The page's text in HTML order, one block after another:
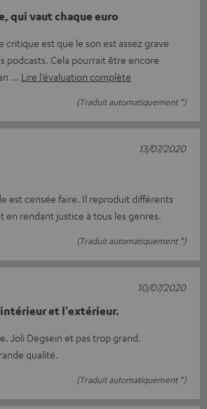
qui vaut chaque euro
critique est que le son est assez grave
podcasts. Cela pourrait être encore
Lire l’évaluation complète
(Traduit automatiquement *)
est censée faire. Il reproduit différents
en rendant justice à tous les genres.
(Traduit automatiquement *)
13/07/2020
et l'extérieur.
Joli Degsein et pas trop grand.
qualité.
(Traduit automatiquement *)
10/07/2020